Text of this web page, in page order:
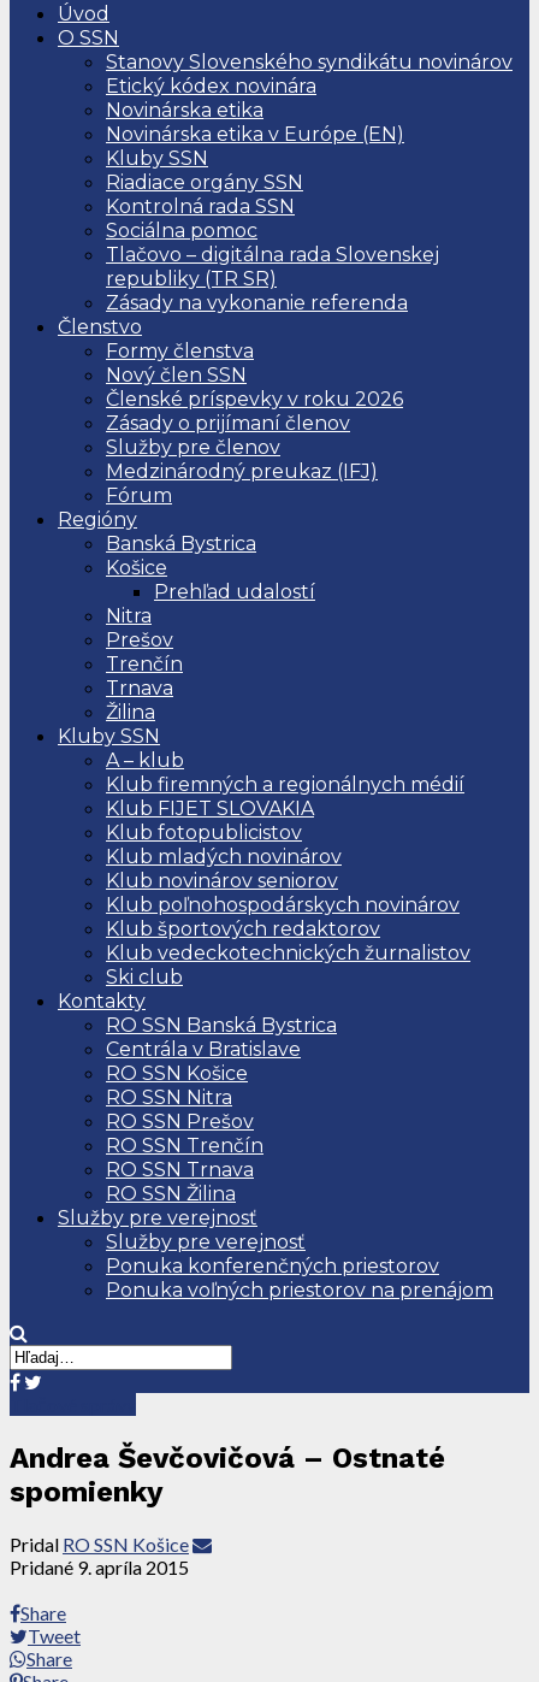
Úvod
O SSN
Stanovy Slovenského syndikátu novinárov
Etický kódex novinára
Novinárska etika
Novinárska etika v Európe (EN)
Kluby SSN
Riadiace orgány SSN
Kontrolná rada SSN
Sociálna pomoc
Tlačovo – digitálna rada Slovenskej
republiky (TR SR)
Zásady na vykonanie referenda
Členstvo
Formy členstva
Nový člen SSN
Členské príspevky v roku 2026
Zásady o prijímaní členov
Služby pre členov
Medzinárodný preukaz (IFJ)
Fórum
Regióny
Banská Bystrica
Košice
Prehľad udalostí
Nitra
Prešov
Trenčín
Trnava
Žilina
Kluby SSN
A – klub
Klub firemných a regionálnych médií
Klub FIJET SLOVAKIA
Klub fotopublicistov
Klub mladých novinárov
Klub novinárov seniorov
Klub poľnohospodárskych novinárov
Klub športových redaktorov
Klub vedeckotechnických žurnalistov
Ski club
Kontakty
RO SSN Banská Bystrica
Centrála v Bratislave
RO SSN Košice
RO SSN Nitra
RO SSN Prešov
RO SSN Trenčín
RO SSN Trnava
RO SSN Žilina
Služby pre verejnosť
Služby pre verejnosť
Ponuka konferenčných priestorov
Ponuka voľných priestorov na prenájom
Andrea Ševčovičová – Ostnaté
spomienky
Pridal RO SSN Košice
Pridané 9. apríla 2015
Share
Tweet
Share